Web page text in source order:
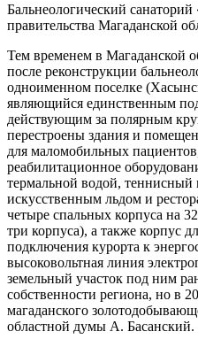
Бальнеологический
правительства Магаданской
Тем временем в Магаданской
после реконструкции
одноименном поселке
являющийся единственным
действующим за полярным
перестроены здания и
для маломобильных
реабилитационное
термальной водой, теннисный
искусственным льдом и
четыре спальных корпуса на
три корпуса), а также корпус
подключения курорта к
высоковольтная линия
земельный участок под ним
собственности региона, но в
магаданского
областной думы А. Басанский.